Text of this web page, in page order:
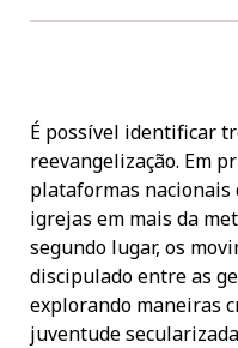
É possível identificar
reevangelização. Em
plataformas nacionais
igrejas em mais da
segundo lugar, os
discipulado entre as
explorando maneiras
juventude